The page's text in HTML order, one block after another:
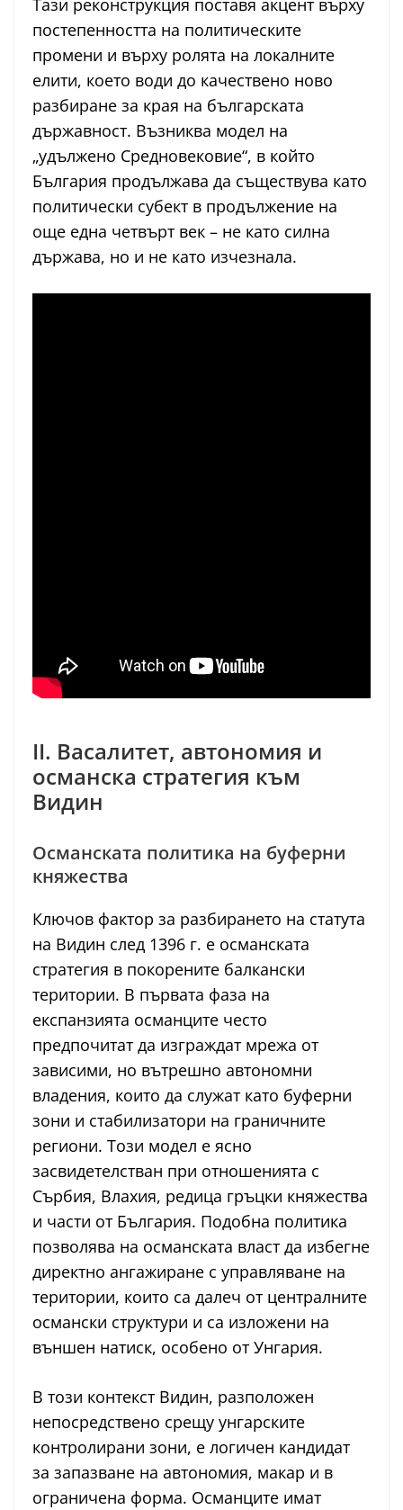
Тази реконструкция поставя акцент върху
постепенността на политическите
промени и върху ролята на локалните
елити, което води до качествено ново
разбиране за края на българската
държавност. Възниква модел на
„удължено Средновековие“, в който
България продължава да съществува като
политически субект в продължение на
още една четвърт век – не като силна
държава, но и не като изчезнала.
II. Васалитет, автономия и
османска стратегия към
Видин
Османската политика на буферни
княжества
Ключов фактор за разбирането на статута
на Видин след 1396 г. е османската
стратегия в покорените балкански
територии. В първата фаза на
експанзията османците често
предпочитат да изграждат мрежа от
зависими, но вътрешно автономни
владения, които да служат като буферни
зони и стабилизатори на граничните
региони. Този модел е ясно
засвидетелстван при отношенията с
Сърбия, Влахия, редица гръцки княжества
и части от България. Подобна политика
позволява на османската власт да избегне
директно ангажиране с управляване на
територии, които са далеч от централните
османски структури и са изложени на
външен натиск, особено от Унгария.
В този контекст Видин, разположен
непосредствено срещу унгарските
контролирани зони, е логичен кандидат
за запазване на автономия, макар и в
ограничена форма. Османците имат